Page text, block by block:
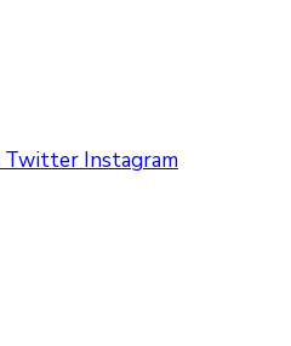
Twitter Instagram